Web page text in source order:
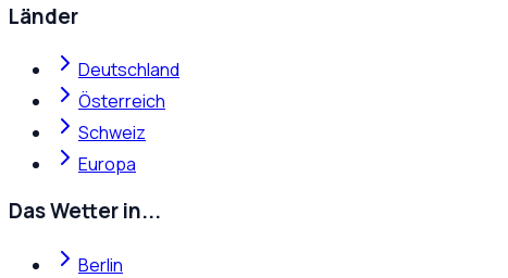
Länder
Deutschland
Österreich
Schweiz
Europa
Das Wetter in...
Berlin